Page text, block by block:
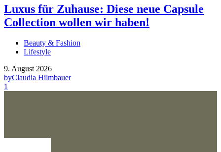
Luxus für Zuhause: Diese neue Capsule
Collection wollen wir haben!
Beauty & Fashion
Lifestyle
9. August 2026
byClaudia Hilmbauer
1